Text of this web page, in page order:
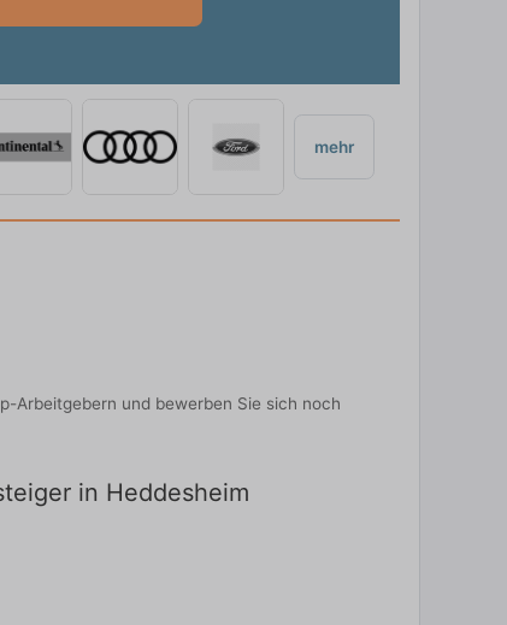
mehr
Arbeitgebern und bewerben Sie sich noch
in Heddesheim